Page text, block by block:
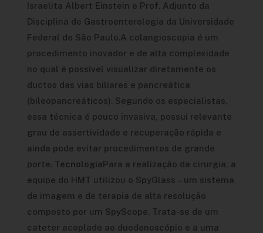
Israelita Albert Einstein e Prof. Adjunto da
Disciplina de Gastroenterologia da Universidade
Federal de São Paulo.A colangioscopia é um
procedimento inovador e de alta complexidade
no qual é possível visualizar diretamente os
ductos das vias biliares e pancreática
(bileopancreáticos). Segundo os especialistas,
essa técnica é pouco invasiva, possui relevante
grau de assertividade e recuperação rápida e
ainda pode evitar procedimentos de grande
porte. TecnologiaPara a realização da cirurgia, a
equipe do HMT utilizou o SpyGlass – um sistema
de imagem e de terapia de alta resolução
composto por um SpyScope. Trata-se de um
cateter acoplado ao duodenoscópio e a uma